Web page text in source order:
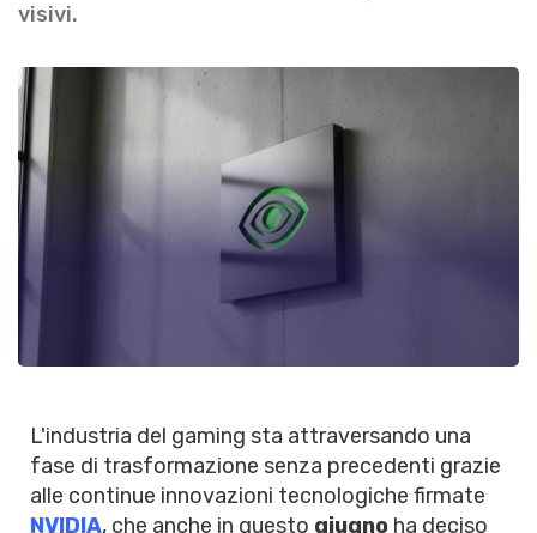
visivi.
L'industria del gaming sta attraversando una
fase di trasformazione senza precedenti grazie
alle continue innovazioni tecnologiche firmate
NVIDIA, che anche in questo giugno ha deciso